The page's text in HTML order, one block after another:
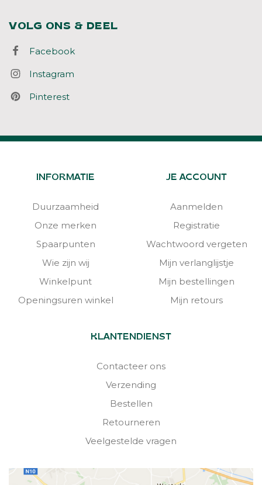
VOLG ONS & DEEL
Facebook
Instagram
Pinterest
INFORMATIE
Duurzaamheid
Onze merken
Spaarpunten
Wie zijn wij
Winkelpunt
Openingsuren winkel
JE ACCOUNT
Aanmelden
Registratie
Wachtwoord vergeten
Mijn verlanglijstje
Mijn bestellingen
Mijn retours
KLANTENDIENST
Contacteer ons
Verzending
Bestellen
Retourneren
Veelgestelde vragen